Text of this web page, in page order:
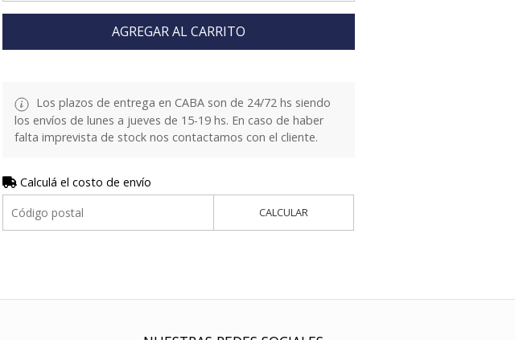
AGREGAR AL CARRITO
Los plazos de entrega en CABA son de 24/72 hs siendo
los envíos de lunes a jueves de 15-19 hs. En caso de haber
falta imprevista de stock nos contactamos con el cliente.
Calculá el costo de envío
CALCULAR